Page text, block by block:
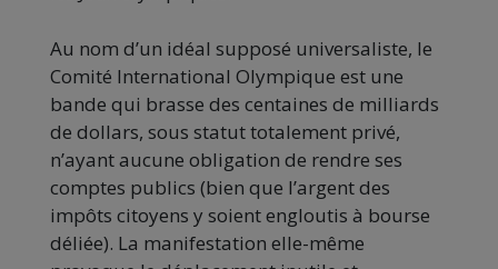
Au nom d’un idéal supposé universaliste, le
Comité International Olympique est une
bande qui brasse des centaines de milliards
de dollars, sous statut totalement privé,
n’ayant aucune obligation de rendre ses
comptes publics (bien que l’argent des
impôts citoyens y soient engloutis à bourse
déliée). La manifestation elle-même